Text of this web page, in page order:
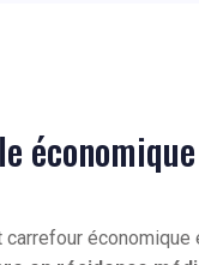
économique